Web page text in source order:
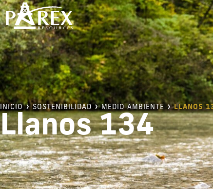
INICIO SOSTENIBILIDAD MEDIO AMBIENTE LLANOS
Llanos 134